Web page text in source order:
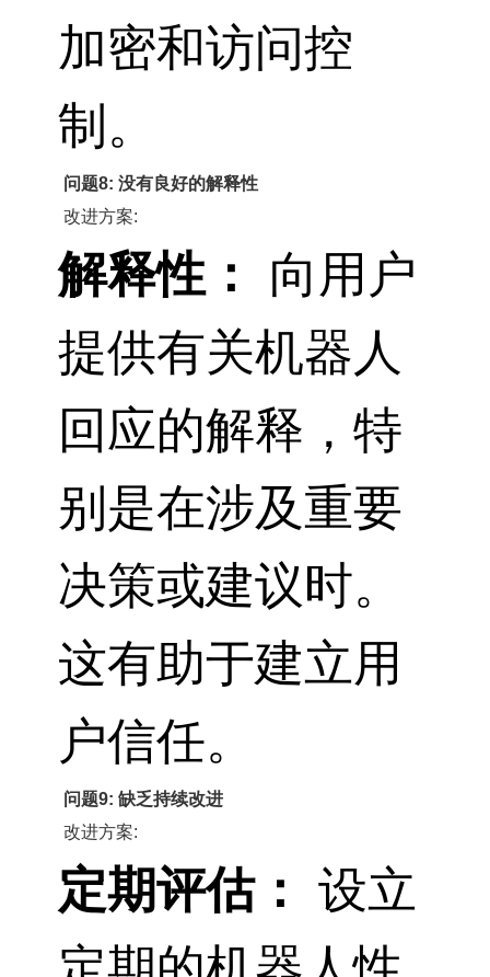
加密和访问控
制。
问题8: 没有良好的解释性
改进方案:
解释性：
向用户
提供有关机器人
回应的解释，特
别是在涉及重要
决策或建议时。
这有助于建立用
户信任。
问题9: 缺乏持续改进
改进方案:
定期评估：
设立